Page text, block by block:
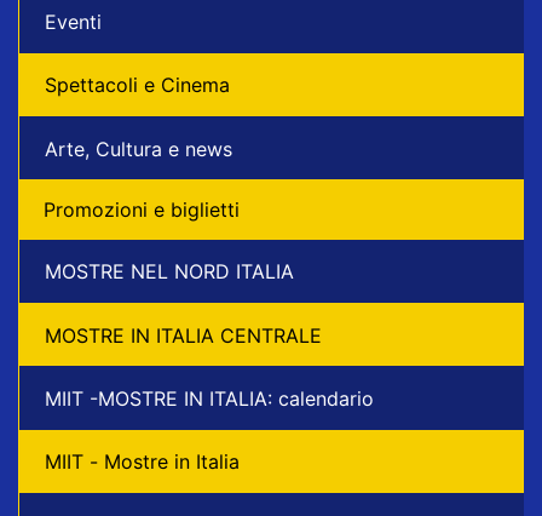
Eventi
Spettacoli e Cinema
Arte, Cultura e news
Promozioni e biglietti
MOSTRE NEL NORD ITALIA
MOSTRE IN ITALIA CENTRALE
MIIT -MOSTRE IN ITALIA: calendario
MIIT - Mostre in Italia